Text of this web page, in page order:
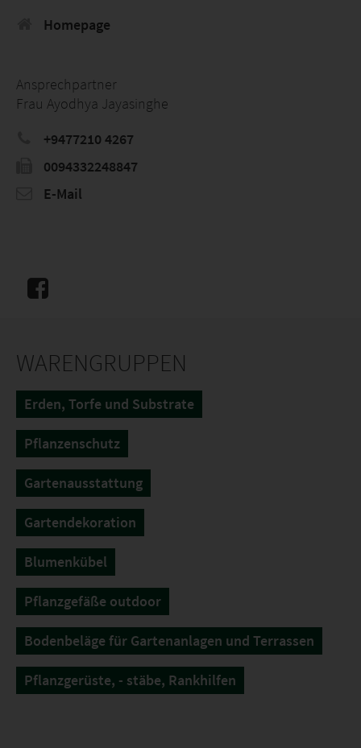
Homepage
Ansprechpartner
Frau Ayodhya Jayasinghe
+9477210 4267
0094332248847
E-Mail
WARENGRUPPEN
Erden, Torfe und Substrate
Pflanzenschutz
Gartenausstattung
Gartendekoration
Blumenkübel
Pflanzgefäße outdoor
Bodenbeläge für Gartenanlagen und Terrassen
Pflanzgerüste, - stäbe, Rankhilfen